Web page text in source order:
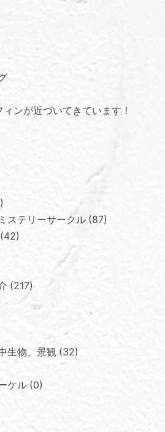
ンが近づいてきています！
ステリーサークル 87
42
217
生物、景観 32
ケル 0